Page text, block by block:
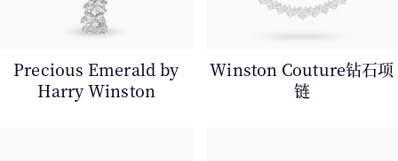
Precious Emerald by
Harry Winston
Winston Couture钻石项
链